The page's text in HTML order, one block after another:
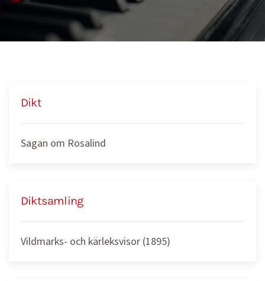
Dikt
Sagan om Rosalind
Diktsamling
Vildmarks- och kärleksvisor (1895)